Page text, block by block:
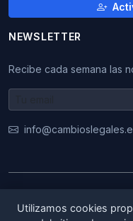
NEWSLETTER
Recibe cada semana las
Utilizamos cookies